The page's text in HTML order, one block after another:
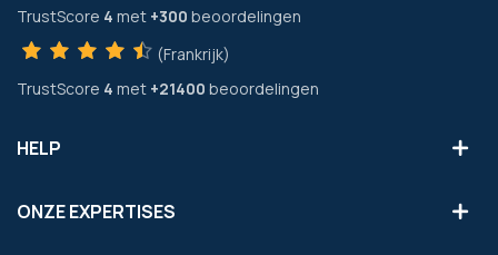
TrustScore 4 met +300 beoordelingen
(Frankrijk)
TrustScore 4 met +21400 beoordelingen
HELP
ONZE EXPERTISES